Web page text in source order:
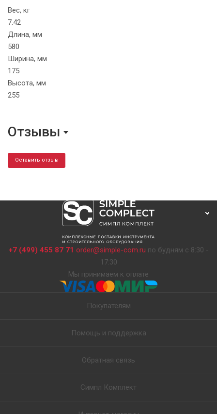
Вес, кг
7.42
Длина, мм
580
Ширина, мм
175
Высота, мм
255
Отзывы
Оставить отзыв
+7 (499) 455 87 71 order@simple-com.ru по будням с 8:30 -
17:30
Мы принимаем к оплате
Покупателям
Помощь и поддержка
Обратная связь
Симпл Комплект